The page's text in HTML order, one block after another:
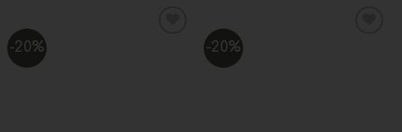
-20% -20%